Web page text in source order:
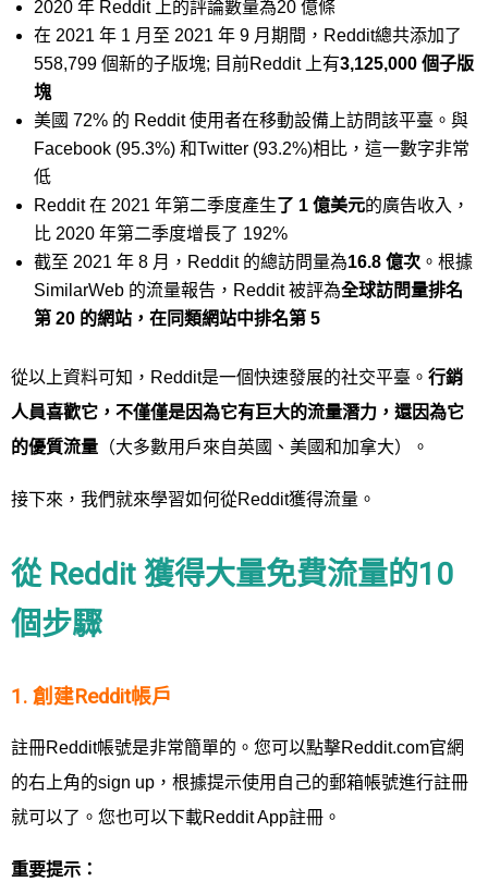
2020 年 Reddit 上的評論數量為20 億條
在 2021 年 1 月至 2021 年 9 月期間，Reddit總共添加了
558,799 個新的子版塊; 目前Reddit 上有3,125,000 個子版
塊
美國 72% 的 Reddit 使用者在移動設備上訪問該平臺。與
Facebook (95.3%) 和Twitter (93.2%)相比，這一數字非常
低
Reddit 在 2021 年第二季度產生了 1 億美元的廣告收入，
比 2020 年第二季度增長了 192%
截至 2021 年 8 月，Reddit 的總訪問量為16.8 億次。根據
SimilarWeb 的流量報告，Reddit 被評為全球訪問量排名
第 20 的網站，在同類網站中排名第 5
從以上資料可知，Reddit是一個快速發展的社交平臺。 行銷
人員喜歡它，不僅僅是因為它有巨大的流量潛力，還因為它
的優質流量 （大多數用戶來自英國、美國和加拿大）。
接下來，我們就來學習如何從Reddit獲得流量。
從 Reddit 獲得大量免費流量的10
個步驟
1. 創建Reddit帳戶
註冊Reddit帳號是非常簡單的。您可以點擊Reddit.com官網
的右上角的sign up，根據提示使用自己的郵箱帳號進行註冊
就可以了。您也可以下載Reddit App註冊。
重要提示：